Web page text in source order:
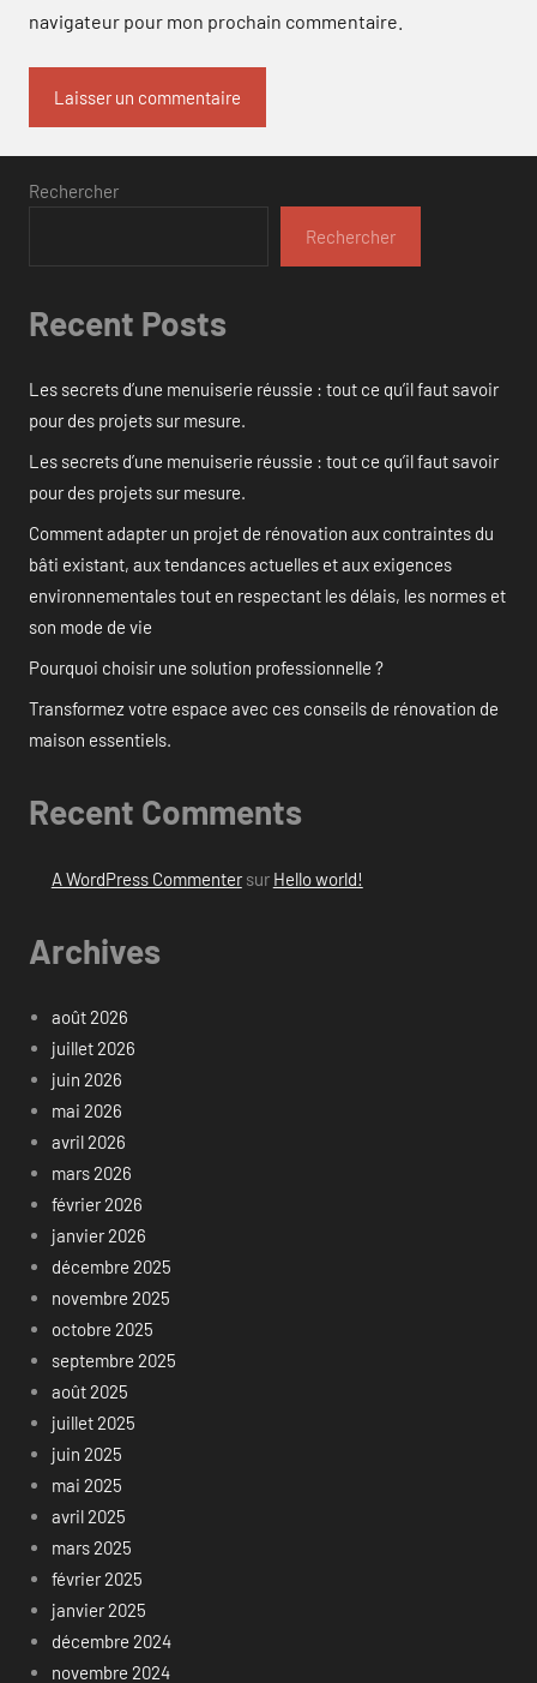
navigateur pour mon prochain commentaire.
Rechercher
Rechercher
Recent Posts
Les secrets d’une menuiserie réussie : tout ce qu’il faut savoir
pour des projets sur mesure.
Les secrets d’une menuiserie réussie : tout ce qu’il faut savoir
pour des projets sur mesure.
Comment adapter un projet de rénovation aux contraintes du
bâti existant, aux tendances actuelles et aux exigences
environnementales tout en respectant les délais, les normes et
son mode de vie
Pourquoi choisir une solution professionnelle ?
Transformez votre espace avec ces conseils de rénovation de
maison essentiels.
Recent Comments
A WordPress Commentersur Hello world!
Archives
août 2026
juillet 2026
juin 2026
mai 2026
avril 2026
mars 2026
février 2026
janvier 2026
décembre 2025
novembre 2025
octobre 2025
septembre 2025
août 2025
juillet 2025
juin 2025
mai 2025
avril 2025
mars 2025
février 2025
janvier 2025
décembre 2024
novembre 2024